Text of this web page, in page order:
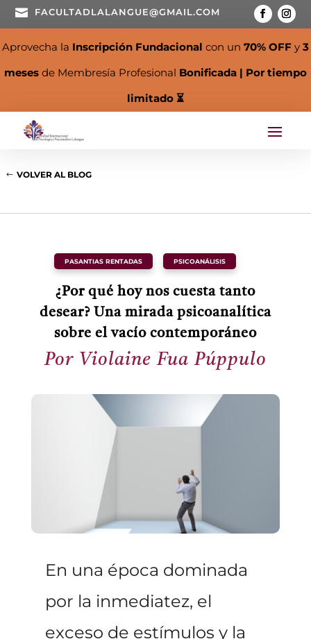
 FACULTADLALANGUE@GMAIL.COM
Aprovecha la Inscripción Fundacional con un 70% OFF y 3
meses de Membresía Profesional Bonificada | Por tiempo
limitado ⏳
VOLVER AL BLOG
PASANTIAS RENTADAS PSICOANÁLISIS
¿Por qué hoy nos cuesta tanto
desear? Una mirada psicoanalítica
sobre el vacío contemporáneo
Por Violaine Fua Púppulo
En una época dominada
por la inmediatez, el
exceso de estímulos y la